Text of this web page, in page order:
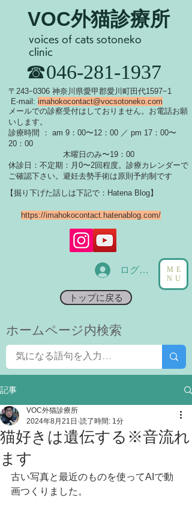
VOC外猫診療所
​☎046-281-1937
​〒243ｰ0306 神奈川県愛甲郡愛川町田代1597−1
E-mail: imahokocontact@vocsotoneko.com
​メールでの診察受付はしておりません。お電話お願
いします。
診療時間 ： am 9：00〜12：00 ／ pm 17：00〜
20：00
木曜日のみ〜19：00
休診日：不定期：月0〜2回程度。診療カレンダーで
ご確認下さい。 ​避妊去勢手術は原則予約制です
voices of cats sotoneko
clinic
ログイン
トップに戻る
ME
NU
https://imahokocontact.hatenablog.com/
【掘り下げた話しは下記で：Hatena Blog】
​ホームページ内検索
記事
猫好きは遺伝する※音流れ
ます
VOC外猫診療所
2024年8月21日 読了時間: 1分
古い写真と最近のものを使ってAIで動
画つくりました。